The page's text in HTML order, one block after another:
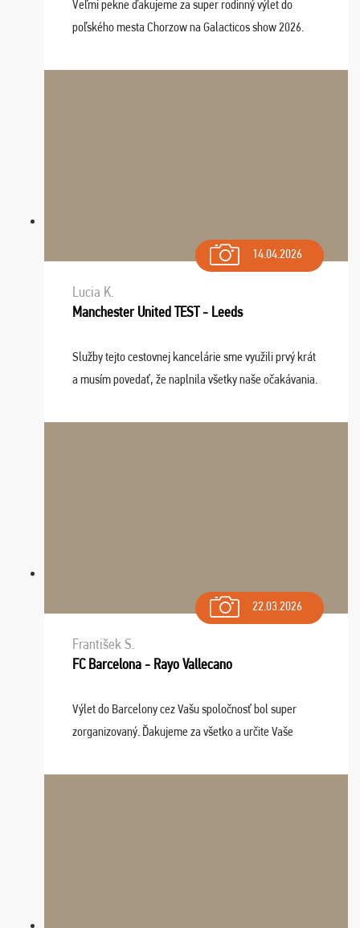
Veľmi pekne ďakujeme za super rodinný výlet do
poľského mesta Chorzow na Galacticos show 2026.
Navštívili sme aj zábavný park Legendia, previe ...
14.04.2026
Lucia K.
Manchester United TEST - Leeds
Služby tejto cestovnej kancelárie sme využili prvý krát
a musím povedať, že naplnila všetky naše očakávania.
dispozícii nonstop (milí, profesionálni ...
22.03.2026
František S.
FC Barcelona - Rayo Vallecano
Výlet do Barcelony cez Vašu spoločnosť bol super
zorganizovaný. Ďakujeme za všetko a určite Vaše